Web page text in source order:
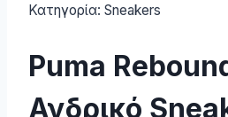
Κατηγορία: Sneakers
Puma
Ανδρικό